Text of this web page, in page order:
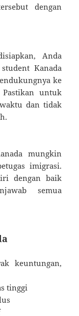
dengan
Anda
Kanada
ke
untuk
dan tidak
mungkin
imigrasi.
dengan baik
semua
keuntungan,
tinggi